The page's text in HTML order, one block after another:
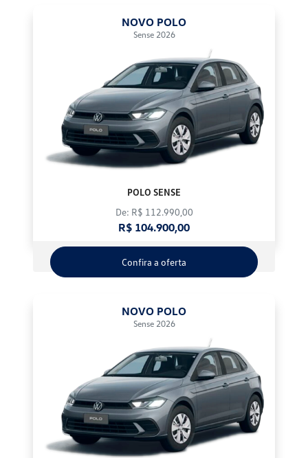
NOVO POLO
Sense 2026
POLO SENSE
De: R$ 112.990,00
R$ 104.900,00
Confira a oferta
NOVO POLO
Sense 2026